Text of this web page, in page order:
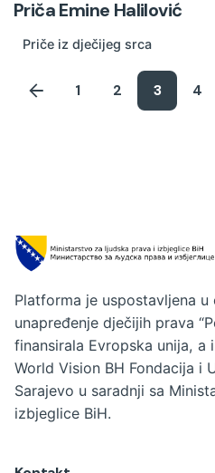
Priča Emine Halilović
Priče iz dječijeg srca
1 2 3 4
Platforma je uspostavljena
unapređenje dječijih prava
finansirala Evropska unija, a
World Vision BH Fondacija i
Sarajevo u saradnji sa
izbjeglice BiH.